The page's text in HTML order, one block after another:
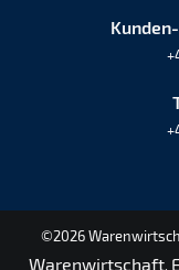
©2026
Warenwirtschaft.